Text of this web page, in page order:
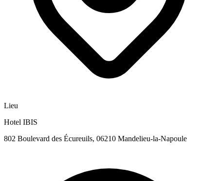
Lieu
Hotel IBIS
802 Boulevard des Écureuils, 06210 Mandelieu-la-Napoule